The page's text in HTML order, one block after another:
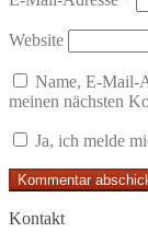
Website
Name, E-Mail-
meinen nächsten
Ja, ich melde
Kontakt